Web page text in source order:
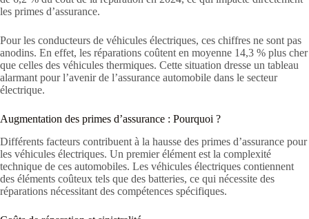
les primes d’assurance.
Pour les conducteurs de véhicules électriques, ces chiffres ne sont pas
anodins. En effet, les réparations coûtent en moyenne 14,3 % plus cher
que celles des véhicules thermiques. Cette situation dresse un tableau
alarmant pour l’avenir de l’assurance automobile dans le secteur
électrique.
Augmentation des primes d’assurance : Pourquoi ?
Différents facteurs contribuent à la hausse des primes d’assurance pour
les véhicules électriques. Un premier élément est la complexité
technique de ces automobiles. Les véhicules électriques contiennent
des éléments coûteux tels que des batteries, ce qui nécessite des
réparations nécessitant des compétences spécifiques.